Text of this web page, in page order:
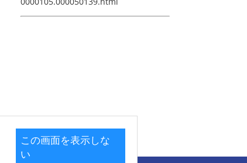
この画面を表示しな
い